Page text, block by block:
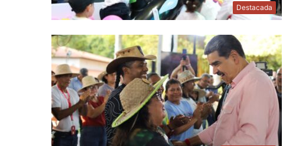
Destacada